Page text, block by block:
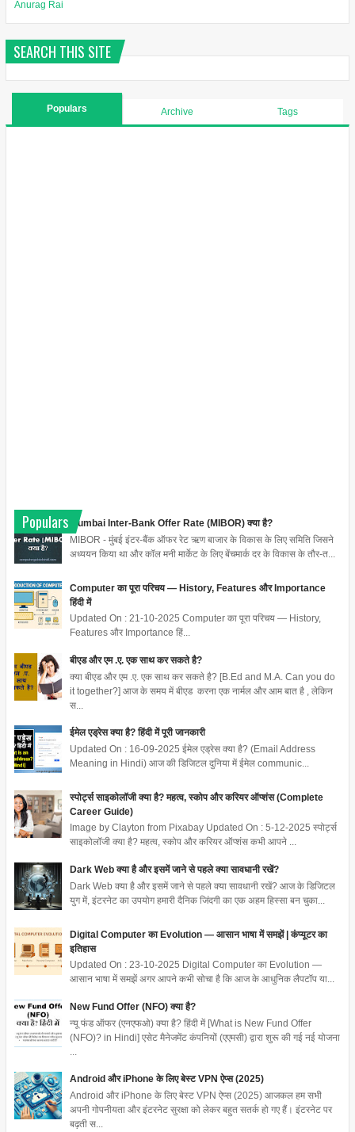
Anurag Rai
SEARCH THIS SITE
Populars Archive Tags
Populars
Mumbai Inter-Bank Offer Rate (MIBOR) क्या है?
MIBOR - मुंबई इंटर-बैंक ऑफर रेट ऋण बाजार के विकास के लिए समिति जिसने
अध्ययन किया था और कॉल मनी मार्केट के लिए बेंचमार्क दर के विकास के तौर-त...
Computer का पूरा परिचय — History, Features और Importance
हिंदी में
Updated On : 21-10-2025 Computer का पूरा परिचय — History,
Features और Importance हिं...
बीएड और एम .ए. एक साथ कर सकते है?
क्या बीएड और एम .ए. एक साथ कर सकते है? [B.Ed and M.A. Can you do
it together?] आज के समय में बीएड करना एक नार्मल और आम बात है , लेकिन
स...
ईमेल एड्रेस क्या है? हिंदी में पूरी जानकारी
Updated On : 16-09-2025 ईमेल एड्रेस क्या है? (Email Address
Meaning in Hindi) आज की डिजिटल दुनिया में ईमेल communic...
स्पोर्ट्स साइकोलॉजी क्या है? महत्व, स्कोप और करियर ऑप्शंस (Complete
Career Guide)
Image by Clayton from Pixabay Updated On : 5-12-2025 स्पोर्ट्स
साइकोलॉजी क्या है? महत्व, स्कोप और करियर ऑप्शंस कभी आपने ...
Dark Web क्या है और इसमें जाने से पहले क्या सावधानी रखें?
Dark Web क्या है और इसमें जाने से पहले क्या सावधानी रखें? आज के डिजिटल
युग में, इंटरनेट का उपयोग हमारी दैनिक जिंदगी का एक अहम हिस्सा बन चुका...
Digital Computer का Evolution — आसान भाषा में समझें | कंप्यूटर का
इतिहास
Updated On : 23-10-2025 Digital Computer का Evolution —
आसान भाषा में समझें अगर आपने कभी सोचा है कि आज के आधुनिक लैपटॉप या...
New Fund Offer (NFO) क्या है?
न्यू फंड ऑफर (एनएफओ) क्या है? हिंदी में [What is New Fund Offer
(NFO)? in Hindi] एसेट मैनेजमेंट कंपनियों (एएमसी) द्वारा शुरू की गई नई योजना
Android और iPhone के लिए बेस्ट VPN ऐप्स (2025)
Android और iPhone के लिए बेस्ट VPN ऐप्स (2025) आजकल हम सभी
अपनी गोपनीयता और इंटरनेट सुरक्षा को लेकर बहुत सतर्क हो गए हैं। इंटरनेट पर
बढ़ती स...